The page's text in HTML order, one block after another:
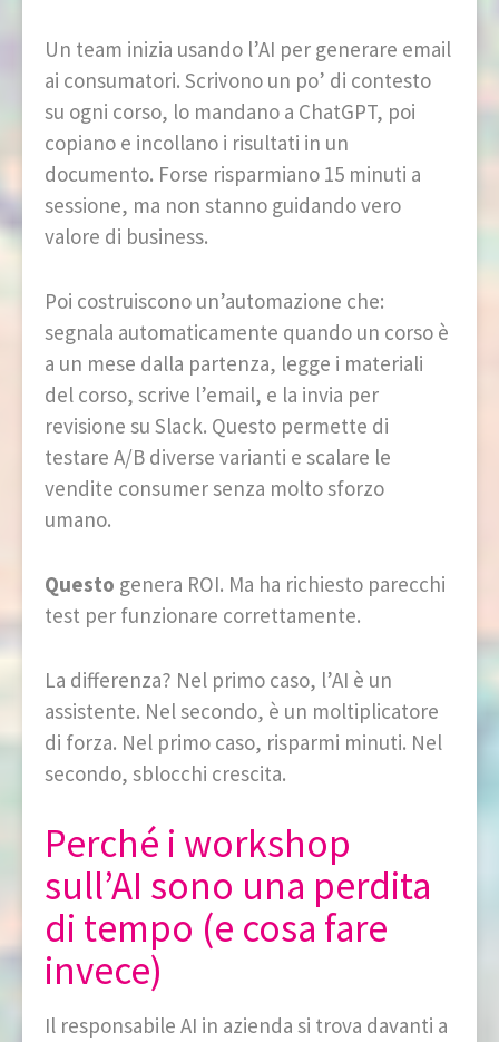
Un team inizia usando l’AI per generare email
ai consumatori. Scrivono un po’ di contesto
su ogni corso, lo mandano a ChatGPT, poi
copiano e incollano i risultati in un
documento. Forse risparmiano 15 minuti a
sessione, ma non stanno guidando vero
valore di business.
Poi costruiscono un’automazione che:
segnala automaticamente quando un corso è
a un mese dalla partenza, legge i materiali
del corso, scrive l’email, e la invia per
revisione su Slack. Questo permette di
testare A/B diverse varianti e scalare le
vendite consumer senza molto sforzo
umano.
Questo genera ROI. Ma ha richiesto parecchi
test per funzionare correttamente.
La differenza? Nel primo caso, l’AI è un
assistente. Nel secondo, è un moltiplicatore
di forza. Nel primo caso, risparmi minuti. Nel
secondo, sblocchi crescita.
Perché i workshop
sull’AI sono una perdita
di tempo (e cosa fare
invece)
Il responsabile AI in azienda si trova davanti a